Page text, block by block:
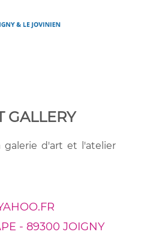
GALLERY
galerie d'art et l'atelier
- 89300 JOIGNY